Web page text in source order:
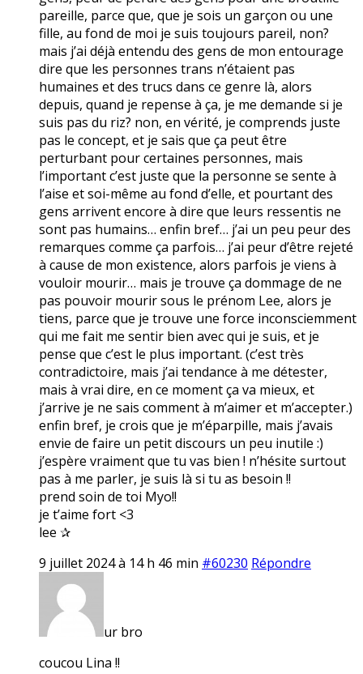
pareille, parce que, que je sois un garçon ou une
fille, au fond de moi je suis toujours pareil, non?
mais j’ai déjà entendu des gens de mon entourage
dire que les personnes trans n’étaient pas
humaines et des trucs dans ce genre là, alors
depuis, quand je repense à ça, je me demande si je
suis pas du riz? non, en vérité, je comprends juste
pas le concept, et je sais que ça peut être
perturbant pour certaines personnes, mais
l’important c’est juste que la personne se sente à
l’aise et soi-même au fond d’elle, et pourtant des
gens arrivent encore à dire que leurs ressentis ne
sont pas humains… enfin bref… j’ai un peu peur des
remarques comme ça parfois… j’ai peur d’être rejeté
à cause de mon existence, alors parfois je viens à
vouloir mourir… mais je trouve ça dommage de ne
pas pouvoir mourir sous le prénom Lee, alors je
tiens, parce que je trouve une force inconsciemment
qui me fait me sentir bien avec qui je suis, et je
pense que c’est le plus important. (c’est très
contradictoire, mais j’ai tendance à me détester,
mais à vrai dire, en ce moment ça va mieux, et
j’arrive je ne sais comment à m’aimer et m’accepter.)
enfin bref, je crois que je m’éparpille, mais j’avais
envie de faire un petit discours un peu inutile :)
j’espère vraiment que tu vas bien ! n’hésite surtout
pas à me parler, je suis là si tu as besoin !!
prend soin de toi Myo!!
je t’aime fort <3
lee ✰
9 juillet 2024 à 14 h 46 min #60230 Répondre
ur bro
coucou Lina !!